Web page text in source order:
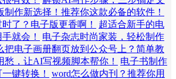
制作新选择！推荐你这款必备的软件！
了？电子版更香啊！
超适合新手的电
就会！
电子杂志时尚家装，轻松制作
把电子画册翻页放到公众号上？简单教
愁，让AI写视频脚本帮你！
电子书制作
键转换！
word怎么做内刊？推荐你用